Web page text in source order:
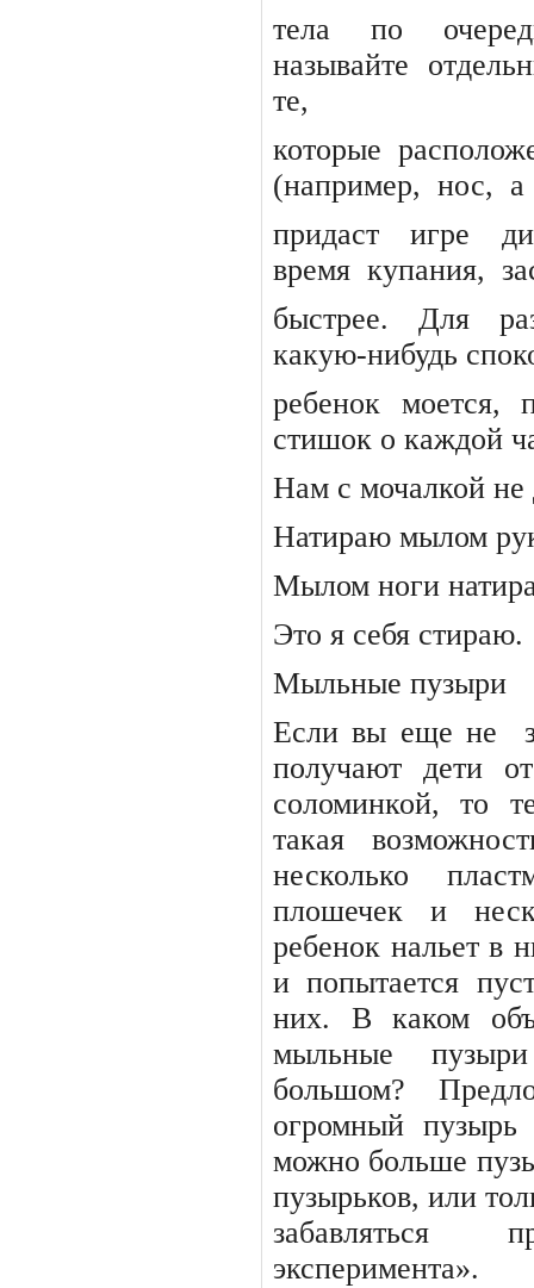
тела
по
называйте
те,
которые
(например, нос, а
придаст
игре
время купания,
быстрее. Для
какую-нибудь
ребенок моется,
стишок о каждой
Нам с мочалкой не
Натираю мылом
Мылом ноги
Это я себя стираю.
Мыльные пузыри
Если вы еще не
получают дети
соломинкой,
то
такая
несколько
плошечек
и
ребенок нальет в
и попытается
них.
В каком
мыльные
большом?
огромный пузырь
можно больше
пузырьков, или
забавляться
эксперимента».